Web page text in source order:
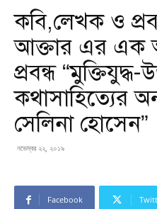
কবি,লেখক ও
আক্তার এর এক
প্রবন্ধ “মুক্তিযুদ্ধ-
কথাসাহিত্যের
সেলিনা হোসেন”
নভেম্বর ২২, ২০১৯
Facebook